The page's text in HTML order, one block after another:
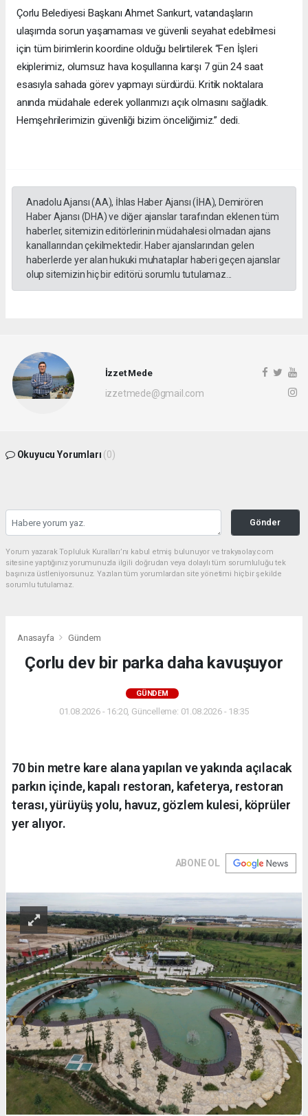
Çorlu Belediyesi Başkanı Ahmet Sarıkurt, vatandaşların
ulaşımda sorun yaşamaması ve güvenli seyahat edebilmesi
için tüm birimlerin koordine olduğu belirtilerek “Fen İşleri
ekiplerimiz, olumsuz hava koşullarına karşı 7 gün 24 saat
esasıyla sahada görev yapmayı sürdürdü. Kritik noktalara
anında müdahale ederek yollarımızı açık olmasını sağladık.
Hemşehrilerimizin güvenliği bizim önceliğimiz.” dedi.
Anadolu Ajansı (AA), İhlas Haber Ajansı (İHA), Demirören
Haber Ajansı (DHA) ve diğer ajanslar tarafından eklenen tüm
haberler, sitemizin editörlerinin müdahalesi olmadan ajans
kanallarından çekilmektedir. Haber ajanslarından gelen
haberlerde yer alan hukuki muhataplar haberi geçen ajanslar
olup sitemizin hiç bir editörü sorumlu tutulamaz...
İzzet Mede
izzetmede@gmail.com
Okuyucu Yorumları (0)
Gönder
Yorum yazarak Topluluk Kuralları’nı kabul etmiş bulunuyor ve trakyaolay.com
sitesine yaptığınız yorumunuzla ilgili doğrudan veya dolaylı tüm sorumluluğu tek
başınıza üstleniyorsunuz. Yazılan tüm yorumlardan site yönetimi hiçbir şekilde
sorumlu tutulamaz.
Anasayfa Gündem
Çorlu dev bir parka daha kavuşuyor
GÜNDEM
01.08.2026 - 16:20, Güncelleme: 01.08.2026 - 18:35
70 bin metre kare alana yapılan ve yakında açılacak
parkın içinde, kapalı restoran, kafeterya, restoran
terası, yürüyüş yolu, havuz, gözlem kulesi, köprüler
yer alıyor.
ABONE OL